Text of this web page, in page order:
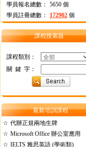
學員報名總數：
5650 個
學員註冊總數：
172902 個
課程搜索器
課程類別：
關 鍵 字：
最新培訓課程
☆ 代辦正規兩地生牌
☆ Microsoft Office 辦公室應用
☆ IELTS 雅思英語 (學術類)